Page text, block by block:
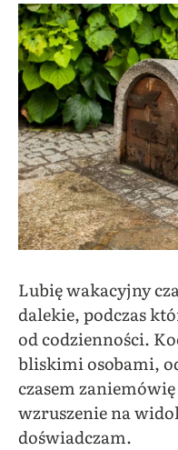
Lubię wakacyjny
dalekie, podczas
od codzienności.
bliskimi osobami,
czasem
wzruszenie na
doświadczam.